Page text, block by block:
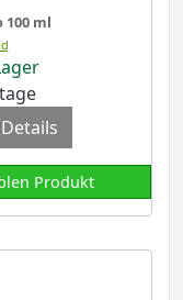
100 ml
Details
Produkt